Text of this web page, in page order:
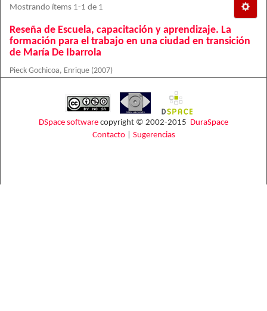
Mostrando ítems 1-1 de 1
Reseña de Escuela, capacitación y aprendizaje. La
formación para el trabajo en una ciudad en transición
de María De Ibarrola
Pieck Gochicoa, Enrique (2007)
DSpace software copyright © 2002-2015 DuraSpace
Contacto| Sugerencias